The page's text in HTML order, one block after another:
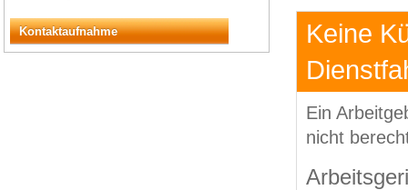
Kontaktaufnahme
Keine
Ein
nicht